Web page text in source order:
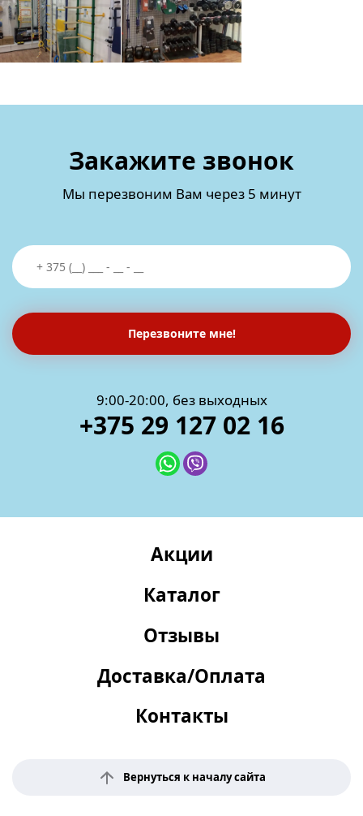
Закажите звонок
Мы перезвоним Вам через 5 минут
Перезвоните мне!
9:00-20:00, без выходных
+375 29 127 02 16
Акции
Каталог
Отзывы
Доставка/Оплата
Контакты
Вернуться к началу сайта